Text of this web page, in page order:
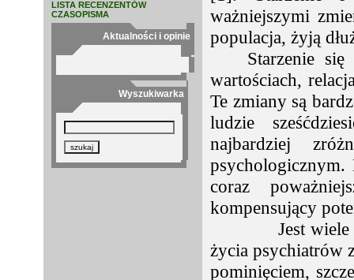
LISTA RECENZENTÓW
CZASOPISMA
Aktualności i opinie
Wyszukiwarka
ważniejszymi
populacja, żyją
Starzenie
wartościach,
Te zmiany są
ludzie
najbardziej
psychologicznym.
coraz
kompensujący
Jest
życia psychiatrów
pominięciem,